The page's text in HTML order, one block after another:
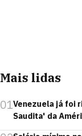
Mais lidas
01Venezuela já foi
Saudita' da